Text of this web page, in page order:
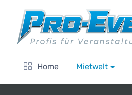
Home Mietwelt